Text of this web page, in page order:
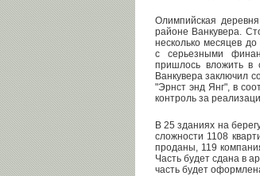
Олимпийская
районе Ванкувера.
несколько месяцев
с серьезными
пришлось вложить в
Ванкувера заключил
"Эрнст энд Янг", в
контроль за
В 25 зданиях на
сложности 1108
проданы, 119
Часть будет сдана в
часть будет